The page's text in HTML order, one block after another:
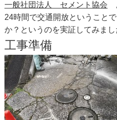
一般社団法人 セメント協会
24時間で交通開放ということ
か？というのを実証してみまし
工事準備